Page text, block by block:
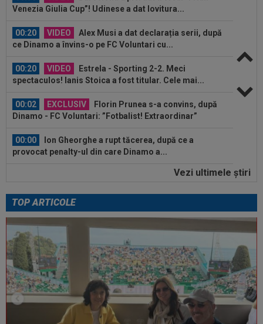
Venezia Giulia Cup”! Udinese a dat lovitura...
00:20 VIDEO
Alex Musi a dat declarația serii, după
ce Dinamo a învins-o pe FC Voluntari cu...
00:20 VIDEO
Estrela - Sporting 2-2. Meci
spectaculos! Ianis Stoica a fost titular. Cele mai...
00:02 EXCLUSIV
Florin Prunea s-a convins, după
Dinamo - FC Voluntari: ”Fotbalist! Extraordinar”
00:00
Ion Gheorghe a rupt tăcerea, după ce a
provocat penalty-ul din care Dinamo a...
Salariul lui Marius Șumudică la
00:39
Reacția total neașteptată a lui Nuno Campos,
întrebat de Adrian Mazilu după...
00:39
Florin Pîrvu a surprins pe toată lumea, după
umilința cu Dinamo
00:38 VIDEO
Barcelona a pierdut trofeul ”Friuli
Venezia Giulia Cup”! Udinese a dat lovitura...
VIDEO
Alex Musi a dat declarația serii, după
Vezi ultimele ştiri
TOP ARTICOLE